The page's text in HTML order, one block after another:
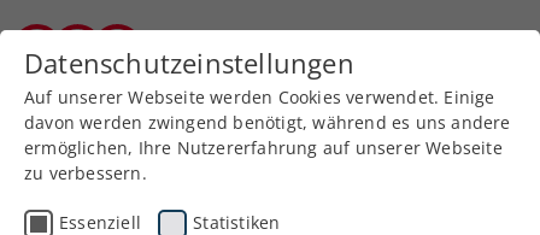
AllgemeineKlasse
Jugend
Datenschutzeinstellungen
Auf unserer Webseite werden Cookies verwendet. Einige
davon werden zwingend benötigt, während es uns andere
ermöglichen, Ihre Nutzererfahrung auf unserer Webseite
zu verbessern.
Essenziell Statistiken